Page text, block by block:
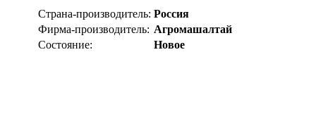
Страна-производитель: Россия
Фирма-производитель: Агромашалтай
Состояние:
Новое